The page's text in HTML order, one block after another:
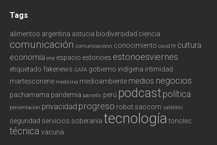
Tags
alimentos argentina astucia biodiversidad ciencia
comunicación comunicaciónn conocimiento covid19 cultura
economía ene espacio estonoes estonoesviernes
etiquetado fakenews GAFA gobierno indígena intimidad
martesconene medicina medioambiente medios negocios
pachamama pandemia parselis perú podcast política
presentación privacidad progreso robot saocom satélites
seguridad servicios soberanía tecnología tonolec
técnica vacuna